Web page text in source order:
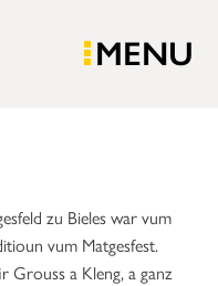
MENU
zu Bieles war vum
vum Matgesfest.
Grouss a Kleng, a ganz